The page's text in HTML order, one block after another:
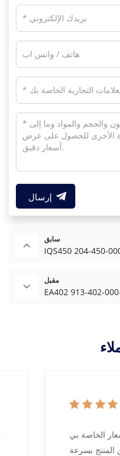
إرسال
سابق
مقبل
الأسعار الخاصة بي
ويتم شحن المنتج بسرعة.